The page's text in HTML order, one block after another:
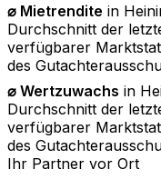
⌀ Mietrendite in
Durchschnitt der
verfügbarer
des
⌀ Wertzuwachs in
Durchschnitt der
verfügbarer
des
Ihr Partner vor Ort